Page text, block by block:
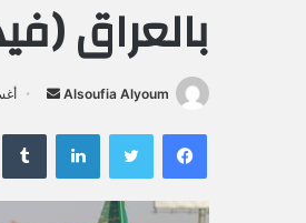
بالعراق
Alsoufia Alyoum
ل
ب
فيسبوك لينكدإن